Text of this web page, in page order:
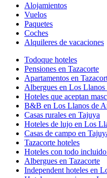
Alojamientos
Vuelos
Paquetes
Coches
Alquileres de vacaciones
Todoque hoteles
Pensiones en Tazacorte
Apartamentos en
Albergues en Los Llanos
Hoteles que aceptan
B&B en Los Llanos de
Casas rurales en Tajuya
Hoteles de lujo en Los
Casas de campo en
Tazacorte hoteles
Hoteles con todo
Albergues en Tazacorte
Independent hoteles en